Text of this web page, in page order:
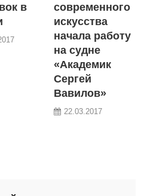
в
современного
искусства
начала работу
на судне
«Академик
Сергей
Вавилов»
22.03.2017